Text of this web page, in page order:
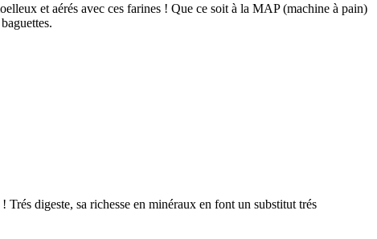
et aérés avec ces farines ! Que ce soit à la MAP (machine à pain)
digeste, sa richesse en minéraux en font un substitut trés